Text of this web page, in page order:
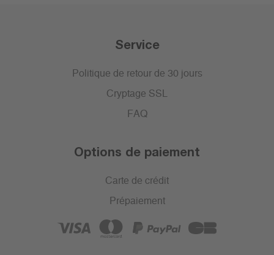
Service
Politique de retour de 30 jours
Cryptage SSL
FAQ
Options de paiement
Carte de crédit
Prépaiement